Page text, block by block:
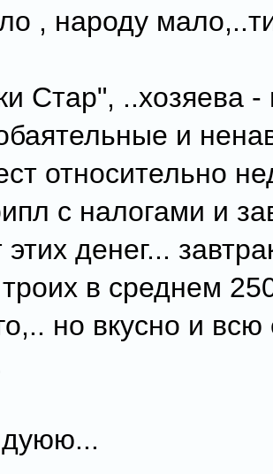
, народу
Стар", ..хозяева
и
относительно
с налогами и
этих денег...
в среднем
но вкусно и